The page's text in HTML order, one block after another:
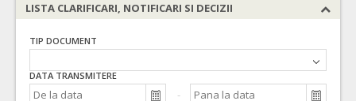
LISTA CLARIFICARI, NOTIFICARI SI DECIZII
TIP DOCUMENT
DATA TRANSMITERE